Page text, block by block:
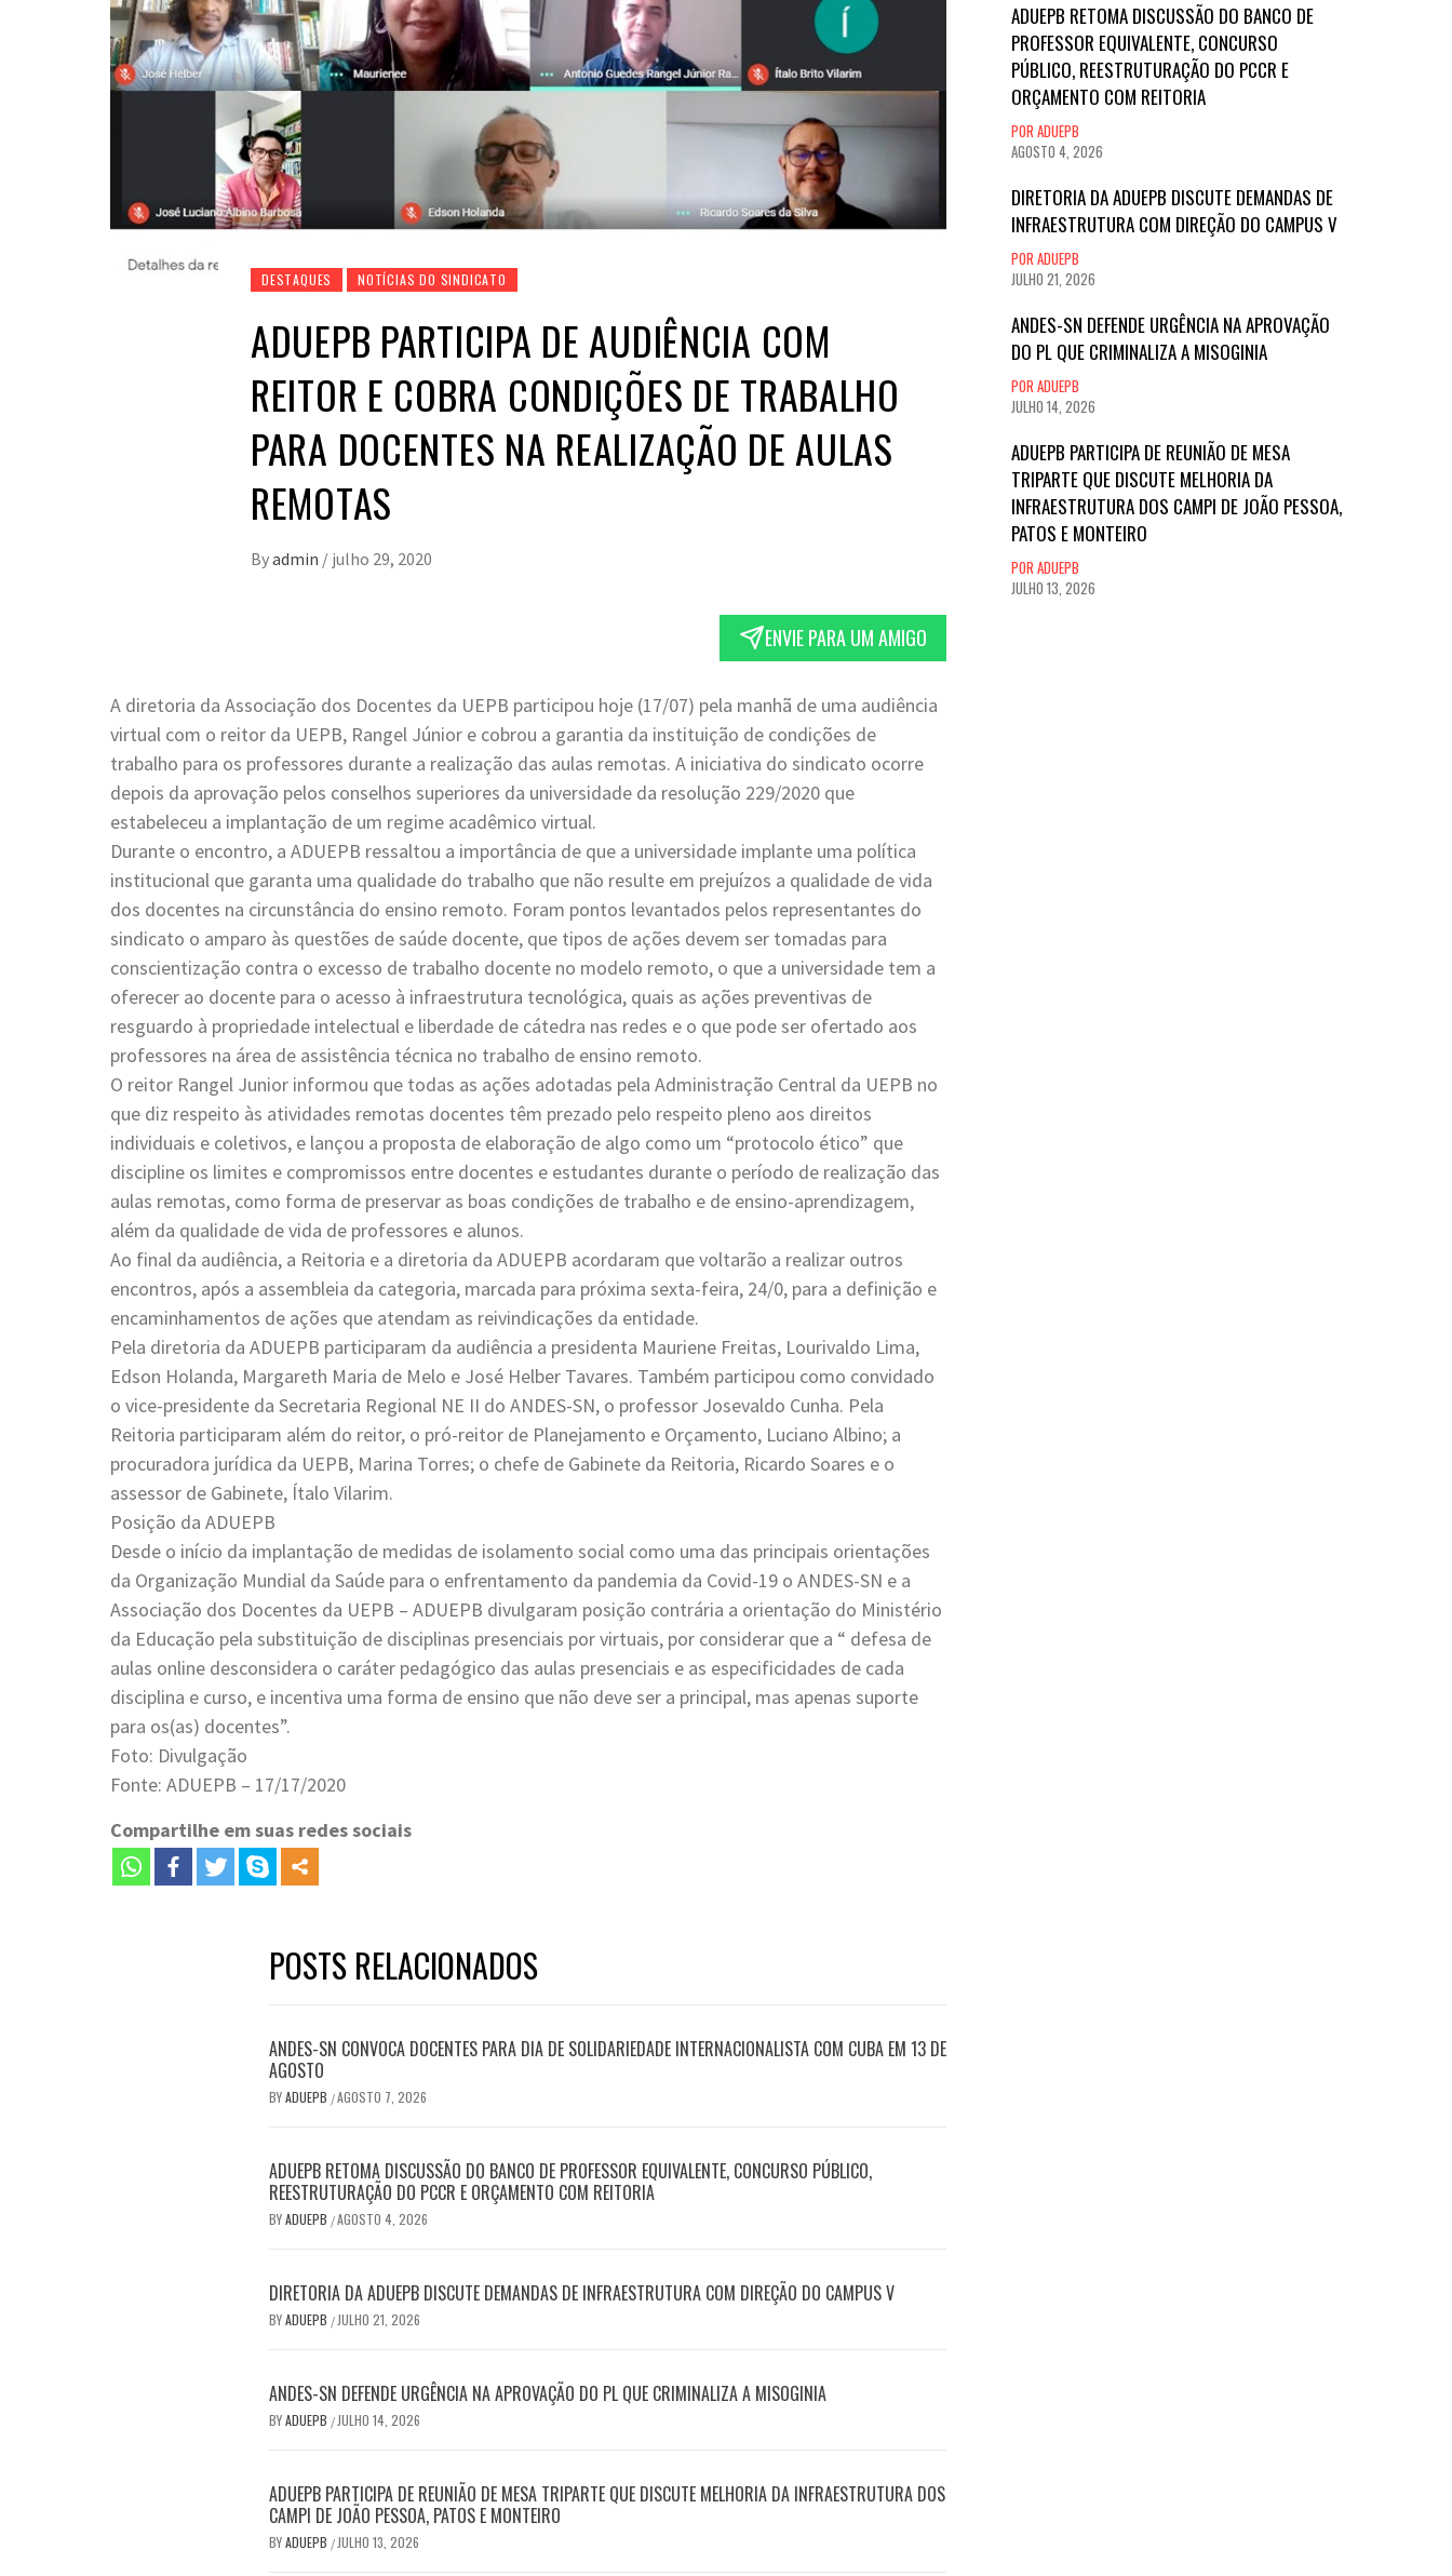
DESTAQUES NOTÍCIAS DO SINDICATO
ADUEPB PARTICIPA DE AUDIÊNCIA COM
REITOR E COBRA CONDIÇÕES DE TRABALHO
PARA DOCENTES NA REALIZAÇÃO DE AULAS
REMOTAS
Byadmin / julho 29, 2020
ENVIE PARA UM AMIGO
A diretoria da Associação dos Docentes da UEPB participou hoje (17/07) pela manhã de uma audiência
virtual com o reitor da UEPB, Rangel Júnior e cobrou a garantia da instituição de condições de
trabalho para os professores durante a realização das aulas remotas. A iniciativa do sindicato ocorre
depois da aprovação pelos conselhos superiores da universidade da resolução 229/2020 que
estabeleceu a implantação de um regime acadêmico virtual.
Durante o encontro, a ADUEPB ressaltou a importância de que a universidade implante uma política
institucional que garanta uma qualidade do trabalho que não resulte em prejuízos a qualidade de vida
dos docentes na circunstância do ensino remoto. Foram pontos levantados pelos representantes do
sindicato o amparo às questões de saúde docente, que tipos de ações devem ser tomadas para
conscientização contra o excesso de trabalho docente no modelo remoto, o que a universidade tem a
oferecer ao docente para o acesso à infraestrutura tecnológica, quais as ações preventivas de
resguardo à propriedade intelectual e liberdade de cátedra nas redes e o que pode ser ofertado aos
professores na área de assistência técnica no trabalho de ensino remoto.
O reitor Rangel Junior informou que todas as ações adotadas pela Administração Central da UEPB no
que diz respeito às atividades remotas docentes têm prezado pelo respeito pleno aos direitos
individuais e coletivos, e lançou a proposta de elaboração de algo como um “protocolo ético” que
discipline os limites e compromissos entre docentes e estudantes durante o período de realização das
aulas remotas, como forma de preservar as boas condições de trabalho e de ensino-aprendizagem,
além da qualidade de vida de professores e alunos.
Ao final da audiência, a Reitoria e a diretoria da ADUEPB acordaram que voltarão a realizar outros
encontros, após a assembleia da categoria, marcada para próxima sexta-feira, 24/0, para a definição e
encaminhamentos de ações que atendam as reivindicações da entidade.
Pela diretoria da ADUEPB participaram da audiência a presidenta Mauriene Freitas, Lourivaldo Lima,
Edson Holanda, Margareth Maria de Melo e José Helber Tavares. Também participou como convidado
o vice-presidente da Secretaria Regional NE II do ANDES-SN, o professor Josevaldo Cunha. Pela
Reitoria participaram além do reitor, o pró-reitor de Planejamento e Orçamento, Luciano Albino; a
procuradora jurídica da UEPB, Marina Torres; o chefe de Gabinete da Reitoria, Ricardo Soares e o
assessor de Gabinete, Ítalo Vilarim.
Posição da ADUEPB
Desde o início da implantação de medidas de isolamento social como uma das principais orientações
da Organização Mundial da Saúde para o enfrentamento da pandemia da Covid-19 o ANDES-SN e a
Associação dos Docentes da UEPB – ADUEPB divulgaram posição contrária a orientação do Ministério
da Educação pela substituição de disciplinas presenciais por virtuais, por considerar que a “ defesa de
aulas online desconsidera o caráter pedagógico das aulas presenciais e as especificidades de cada
disciplina e curso, e incentiva uma forma de ensino que não deve ser a principal, mas apenas suporte
para os(as) docentes”.
Foto: Divulgação
Fonte: ADUEPB – 17/17/2020
Compartilhe em suas redes sociais
POSTS RELACIONADOS
ANDES-SN CONVOCA DOCENTES PARA DIA DE SOLIDARIEDADE INTERNACIONALISTA COM CUBA EM 13 DE
AGOSTO
BYADUEPB /AGOSTO 7, 2026
ADUEPB RETOMA DISCUSSÃO DO BANCO DE PROFESSOR EQUIVALENTE, CONCURSO PÚBLICO,
REESTRUTURAÇÃO DO PCCR E ORÇAMENTO COM REITORIA
BYADUEPB /AGOSTO 4, 2026
DIRETORIA DA ADUEPB DISCUTE DEMANDAS DE INFRAESTRUTURA COM DIREÇÃO DO CAMPUS V
BYADUEPB / JULHO 21, 2026
ANDES-SN DEFENDE URGÊNCIA NA APROVAÇÃO DO PL QUE CRIMINALIZA A MISOGINIA
BYADUEPB / JULHO 14, 2026
ADUEPB PARTICIPA DE REUNIÃO DE MESA TRIPARTE QUE DISCUTE MELHORIA DA INFRAESTRUTURA DOS
CAMPI DE JOÃO PESSOA, PATOS E MONTEIRO
BYADUEPB / JULHO 13, 2026
ADUEPB RETOMA DISCUSSÃO DO BANCO DE
PROFESSOR EQUIVALENTE, CONCURSO
PÚBLICO, REESTRUTURAÇÃO DO PCCR E
ORÇAMENTO COM REITORIA
POR ADUEPB
AGOSTO 4, 2026
DIRETORIA DA ADUEPB DISCUTE DEMANDAS DE
INFRAESTRUTURA COM DIREÇÃO DO CAMPUS V
POR ADUEPB
JULHO 21, 2026
ANDES-SN DEFENDE URGÊNCIA NA APROVAÇÃO
DO PL QUE CRIMINALIZA A MISOGINIA
POR ADUEPB
JULHO 14, 2026
ADUEPB PARTICIPA DE REUNIÃO DE MESA
TRIPARTE QUE DISCUTE MELHORIA DA
INFRAESTRUTURA DOS CAMPI DE JOÃO PESSOA,
PATOS E MONTEIRO
POR ADUEPB
JULHO 13, 2026